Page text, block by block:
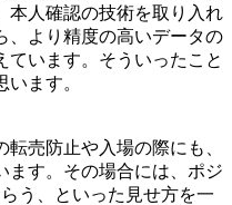
本人確認の技術を取り入れ
、より精度の高いデータの
ています。そういったこと
ます。
売防止や入場の際にも、
ます。その場合には、ポジ
う、といった見せ方を一